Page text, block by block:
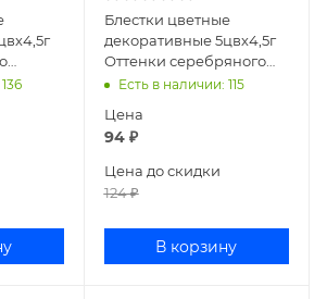
Блестки цветные
декоративные 5цвх4,5г
Оттенки серебряного
deVENTE 8003006
Есть в наличии: 115
Цена
94₽
Цена до скидки
124₽
В корзину